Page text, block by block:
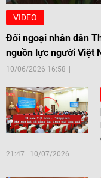
VIDEO
Đối ngoại nhân dân
nguồn lực người Việt
10/06/2026 16:58
21:47 | 10/07/2026